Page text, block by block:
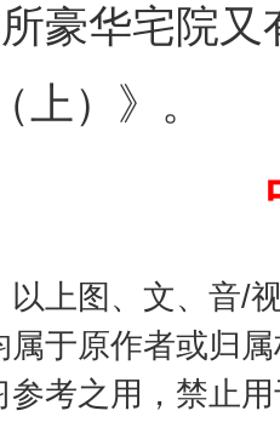
豪华宅院
上）》。
以上图、文、音/
属于原作者或归
参考之用，禁止
一纸欠